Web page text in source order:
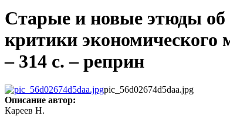
Старые и новые этюды
критики
– 314 с. – реприн
pic_56d02674d5daa.jpg
Описание автор:
Кареев Н.